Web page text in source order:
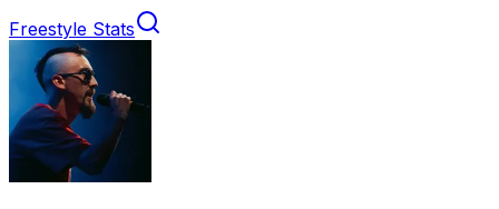
Freestyle Stats